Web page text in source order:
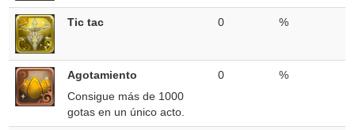
Tic tac 0 %
Agotamiento
Consigue más de 1000
gotas en un único acto.
0 %